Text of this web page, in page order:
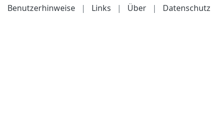
Benutzerhinweise
| Links | Über | Datenschutz